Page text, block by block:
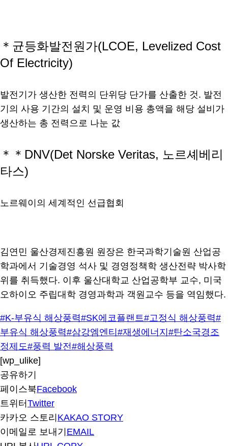
＊균등화발전원가(LCOE, Levelized Cost
Of Electricity)
발전기가 생산한 전력의 단위당 단가를 산출한 것. 발전
기의 사용 기간의 설치 및 운영 비용 총액을 해당 설비가
생산하는 총 전력으로 나눈 값
＊＊DNV(Det Norske Veritas, 노르셰베리
타스)
노르웨이의 세계적인 선급협회
김연민 울산경제진흥원 원장은 한국과학기술원 산업공
학과에서 기술경영 석사 및 경영정책학 생산전략 박사학
위를 취득했다. 이후 울산대학교 산업공학부 교수, 미국
오하이오 주립대학 경영과학과 객원교수 등을 역임했다.
#K-부유식 해상풍력#SK에코플랜트#고정식 해상풍력#
부유식 해상풍력#삼강엠엔티 #재생에너지 #탄소국경조
정제도#풍력 발전#해상풍력
[wp_ulike]
공유하기
페이스북Facebook
트위터 Twitter
카카오 스토리 KAKAO STORY
이메일로 보내기 EMAIL